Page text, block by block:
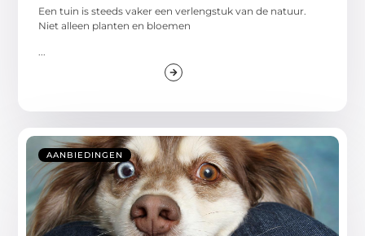
Een tuin is steeds vaker een verlengstuk van de natuur.
Niet alleen planten en bloemen
...
AANBIEDINGEN